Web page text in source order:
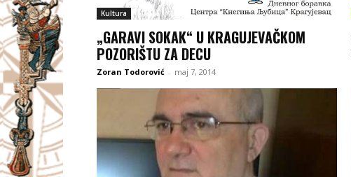
Kultura
„GARAVI SOKAK“ U KRAGUJEVAČKOM
POZORIŠTU ZA DECU
Zoran Todorović - maj 7, 2014